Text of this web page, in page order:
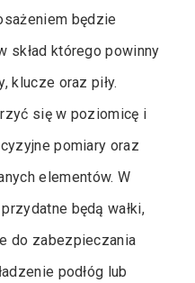
będzie
skład którego powinny
klucze oraz piły.
się w poziomicę i
pomiary oraz
elementów. W
będą wałki,
do zabezpieczania
podłóg lub